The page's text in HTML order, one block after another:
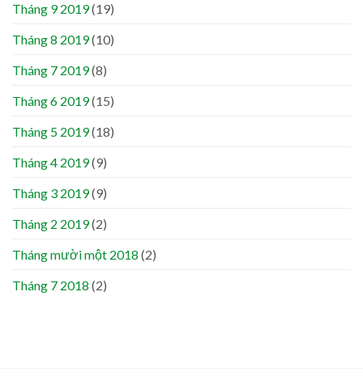
Tháng 9 2019(19)
Tháng 8 2019(10)
Tháng 7 2019(8)
Tháng 6 2019(15)
Tháng 5 2019(18)
Tháng 4 2019(9)
Tháng 3 2019(9)
Tháng 2 2019(2)
Tháng mười một 2018 (2)
Tháng 7 2018 (2)